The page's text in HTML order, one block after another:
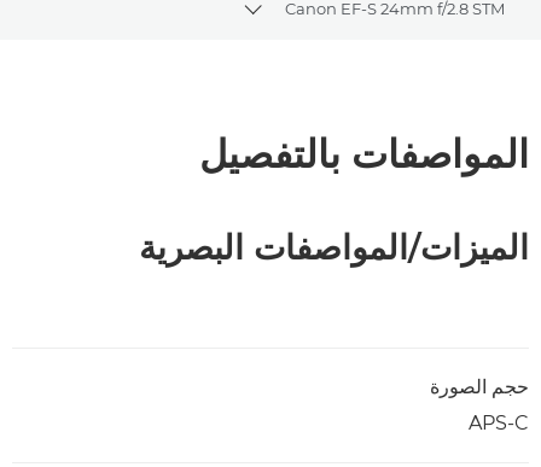
Canon EF-S 24mm f/2.8 STM
Toggle breadcrumbs
المواصفات بالتفصيل
الميزات/المواصفات البصرية
حجم الصورة
APS-C